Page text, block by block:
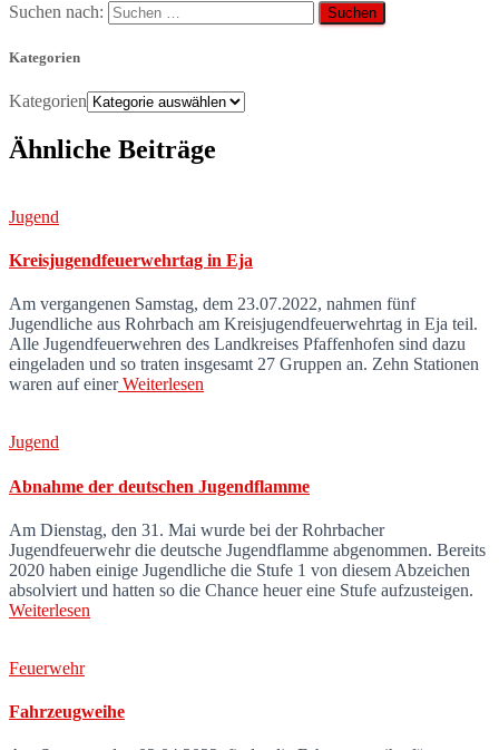
Suchen nach:
Kategorien
Kategorien
Ähnliche Beiträge
Jugend
Kreisjugendfeuerwehrtag in Eja
Am vergangenen Samstag, dem 23.07.2022, nahmen fünf
Jugendliche aus Rohrbach am Kreisjugendfeuerwehrtag in Eja teil.
Alle Jugendfeuerwehren des Landkreises Pfaffenhofen sind dazu
eingeladen und so traten insgesamt 27 Gruppen an. Zehn Stationen
waren auf einerWeiterlesen
Jugend
Abnahme der deutschen Jugendflamme
Am Dienstag, den 31. Mai wurde bei der Rohrbacher
Jugendfeuerwehr die deutsche Jugendflamme abgenommen. Bereits
2020 haben einige Jugendliche die Stufe 1 von diesem Abzeichen
absolviert und hatten so die Chance heuer eine Stufe aufzusteigen.
Weiterlesen
Feuerwehr
Fahrzeugweihe